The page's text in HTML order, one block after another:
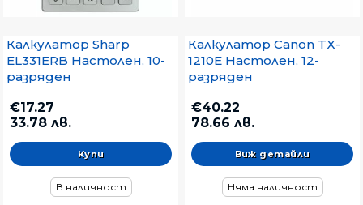
Калкулатор Sharp
EL331ERB Настолен, 10-
разряден
€17.27
33.78 лв.
В наличност
Калкулатор Canon TX-
1210E Настолен, 12-
разряден
€40.22
78.66 лв.
Виж детайли
Няма наличност